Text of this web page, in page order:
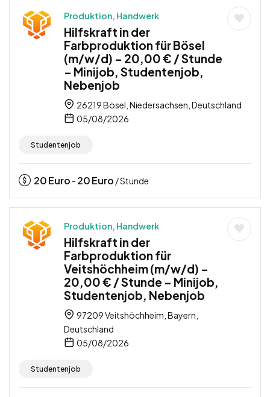
Produktion, Handwerk
Hilfskraft in der
Farbproduktion für Bösel
(m/w/d) – 20,00 € / Stunde
– Minijob, Studentenjob,
Nebenjob
26219 Bösel, Niedersachsen, Deutschland
05/08/2026
Studentenjob
20Euro - 20Euro / Stunde
Produktion, Handwerk
Hilfskraft in der
Farbproduktion für
Veitshöchheim (m/w/d) –
20,00 € / Stunde – Minijob,
Studentenjob, Nebenjob
97209 Veitshöchheim, Bayern,
Deutschland
05/08/2026
Studentenjob